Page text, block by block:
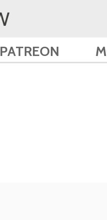
PATREON